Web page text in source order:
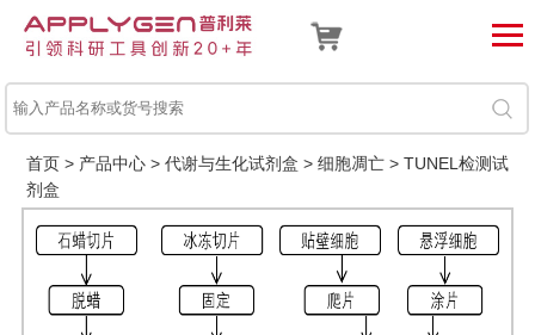
首页> 产品中心> 代谢与生化试剂盒 > 细胞凋亡> TUNEL检测试
剂盒